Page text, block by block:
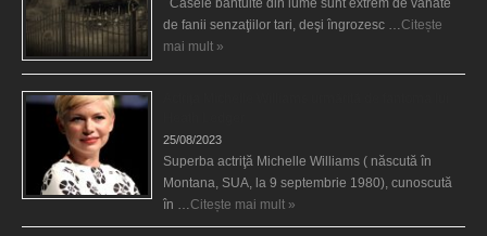
Casele bântuite din lume sunt extrem de vânate
de fanii senzaţiilor tari, deşi îngrozesc …Citește
mai mult »
25/08/2023
Superba actriţă Michelle Williams ( născută în
Montana, SUA, la 9 septembrie 1980), cunoscută
în …Citește mai mult »